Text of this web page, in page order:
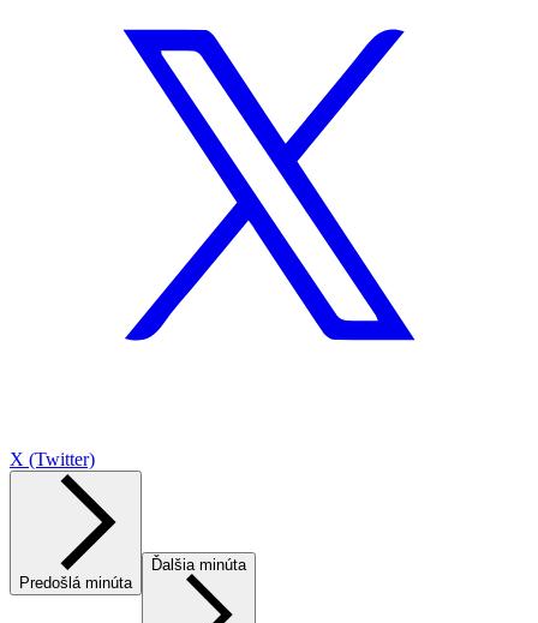
X (Twitter)
Predošlá minúta
Ďalšia minúta